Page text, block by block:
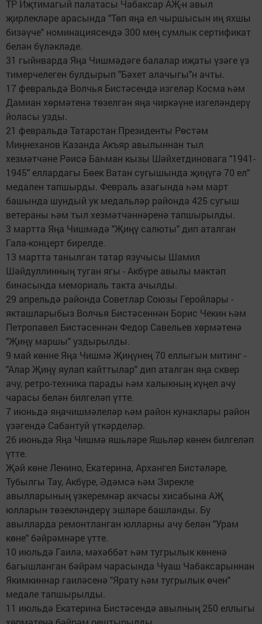
ТР Иҗтимагый палатасы Чабаксар АҖ-н авыл
җирлекләре арасында "Төп яңа ел чыршысын иң яхшы
бизәүче" номинациясендә 300 мең сумлык сертификат
белән бүләкләде.
31 гыйнварда Яңа Чишмәдәге балалар иҗаты үзәге үз
тимерчелеген булдырып "Бәхет алачыгы"н ачты.
17 февральдә Волчья Бистәсендә изгеләр Косма һәм
Дамиан хөрмәтенә төзелгән яңа чиркәүне изгеләндерү
йоласы узды.
21 февральдә Татарстан Президенты Рөстәм
Миңнеханов Казанда Акъяр авылыннан тыл
хезмәтчәне Рәисә Баһман кызы Шәйхетдиновага "1941-
1945" еллардагы Бөек Ватан сугышында җиңүгә 70 ел"
медален тапшырды. Февраль азагында һәм март
башында шундый ук медальләр районда 425 сугыш
ветераны һәм тыл хезмәтчәннәренә тапшырылды.
3 мартта Яңа Чишмәдә "Җиңү салюты" дип аталган
Гала-концерт бирелде.
13 мартта танылган татар язучысы Шамил
Шәйдуллинның туган ягы - Акбүре авылы мәктәп
бинасында мемориаль такта ачылды.
29 апрельдә районда Советлар Союзы Геройлары -
якташларыбыз Волчья Бистәсеннән Борис Чекин һәм
Петропавел Бистәсеннән Федор Савельев хөрмәтенә
"Җиңү маршы" уздырылды.
9 май көнне Яңа Чишмә Җиңүнең 70 еллыгын митинг -
"Алар Җиңү яулап кайттылар" дип аталган яңа сквер
ачу, ретро-техника парады һәм халыкның күңел ачу
чарасы белән билгеләп үтте.
7 июньдә яңачишмәлеләр һәм район кунаклары район
үзәгендә Сабантуй үткәрделәр.
26 июньдә Яңа Чишмә яшьләре Яшьләр көнен билгеләп
үтте.
Җәй көне Ленино, Екатерина, Архангел Бистәләре,
Тубылгы Тау, Акбүре, Әдәмсә һәм Зирекле
авылларының үзкеремнәр акчасы хисабына АҖ
юлларын төзекләндерү эшләре башланды. Бу
авылларда ремонтланган юлларны ачу белән "Урам
көне" бәйрәмнәре үтте.
10 июльдә Гаилә, мәхәббәт һәм тугрылык көненә
багышланган бәйрәм чарасында Чуаш Чабаксарыннан
Якимкиннар гаиләсенә "Ярату һәм тугрылык өчен"
медале тапшырылды.
11 июльдә Екатерина Бистәсендә авылның 250 еллыгы